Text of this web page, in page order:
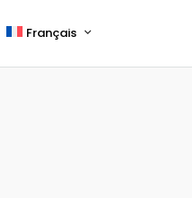
Français